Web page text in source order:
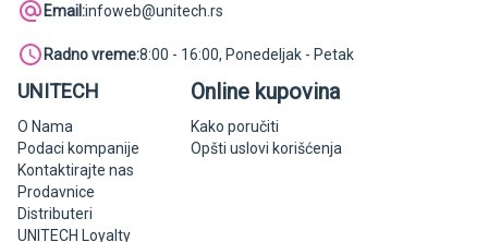
Email:infoweb@unitech.rs
Radno vreme:8:00 - 16:00, Ponedeljak - Petak
UNITECH
O Nama
Podaci kompanije
Kontaktirajte nas
Prodavnice
Distributeri
UNITECH Loyalty
Online kupovina
Kako poručiti
Opšti uslovi korišćenja